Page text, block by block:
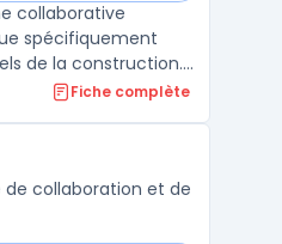
collaborative
spécifiquement
de la construction.
de gestion de
fonctionnalités
...
Fiche complète
collaboration et de